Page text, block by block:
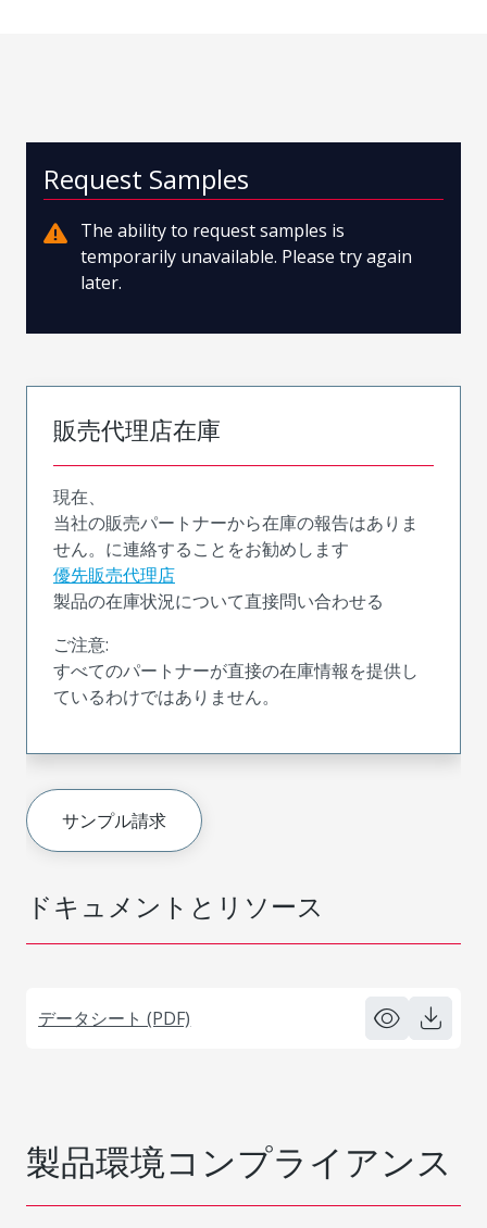
ドキュメントとリソース
データシート (PDF)
Request Samples
The ability to request samples is
temporarily unavailable. Please try again
later.
販売代理店在庫
現在、
当社の販売パートナーから在庫の報告はありま
せん。に連絡することをお勧めします
優先販売代理店
製品の在庫状況について直接問い合わせる
ご注意:
すべてのパートナーが直接の在庫情報を提供し
ているわけではありません。
サンプル請求
製品環境コンプライアンス